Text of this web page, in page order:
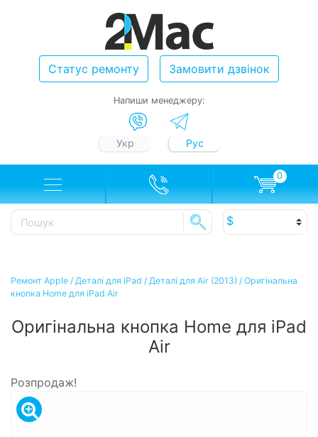
Статус ремонту Замовити дзвінок
Напиши менеджеру:
Укр Рус
0
Ремонт Apple / Деталі для iPad / Деталі для Air (2013) / Оригінальна
кнопка Home для iPad Air
Оригінальна кнопка Home для iPad
Air
Розпродаж!